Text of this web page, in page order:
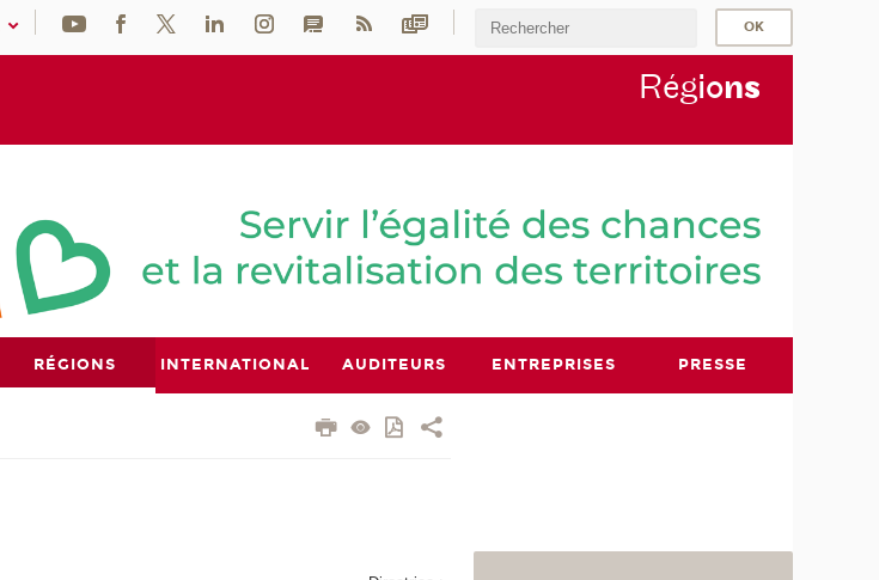
Régions
RÉGIONS INTERNATIONAL AUDITEURS ENTREPRISES PRESSE